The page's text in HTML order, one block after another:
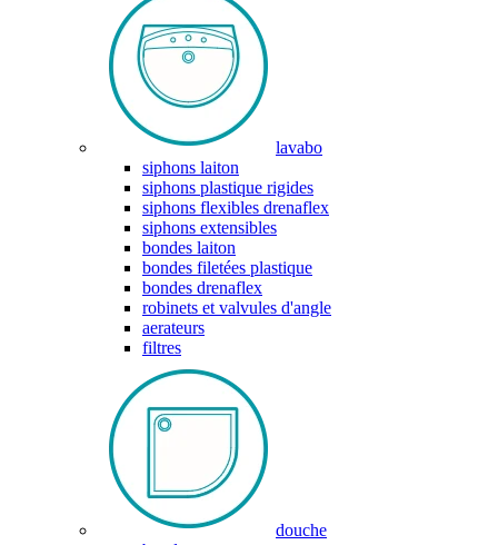
lavabo
siphons laiton
siphons plastique rigides
siphons flexibles drenaflex
siphons extensibles
bondes laiton
bondes filetées plastique
bondes drenaflex
robinets et valvules d'angle
aerateurs
filtres
douche